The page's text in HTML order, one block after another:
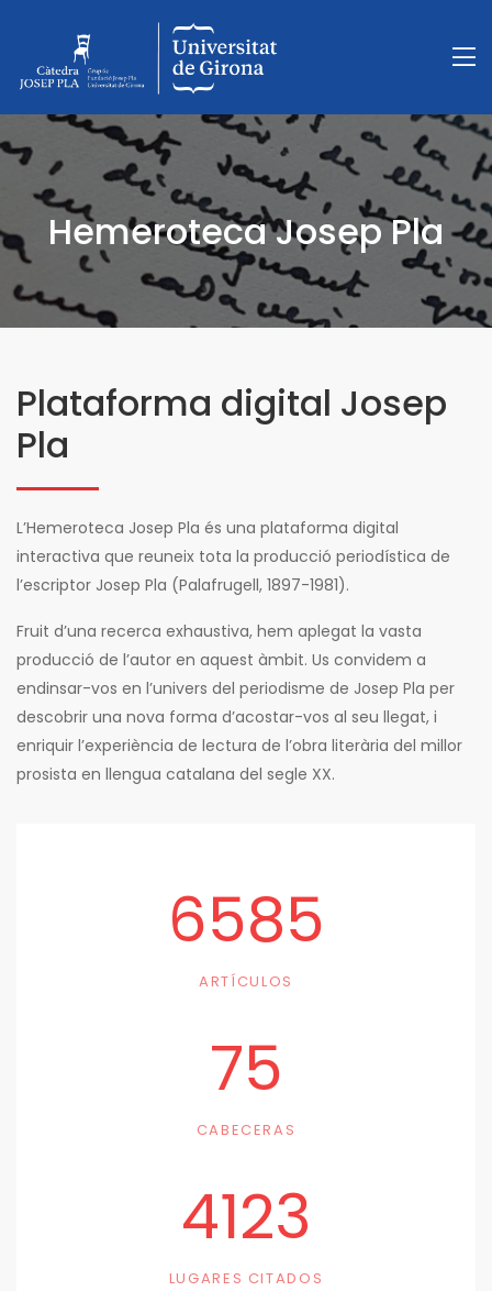
Hemeroteca Josep Pla
Plataforma digital Josep
Pla
L’Hemeroteca Josep Pla és una plataforma digital
interactiva que reuneix tota la producció periodística de
l’escriptor Josep Pla (Palafrugell, 1897-1981).
Fruit d’una recerca exhaustiva, hem aplegat la vasta
producció de l’autor en aquest àmbit. Us convidem a
endinsar-vos en l’univers del periodisme de Josep Pla per
descobrir una nova forma d’acostar-vos al seu llegat, i
enriquir l’experiència de lectura de l’obra literària del millor
prosista en llengua catalana del segle XX.
6585
ARTÍCULOS
75
CABECERAS
4123
LUGARES CITADOS